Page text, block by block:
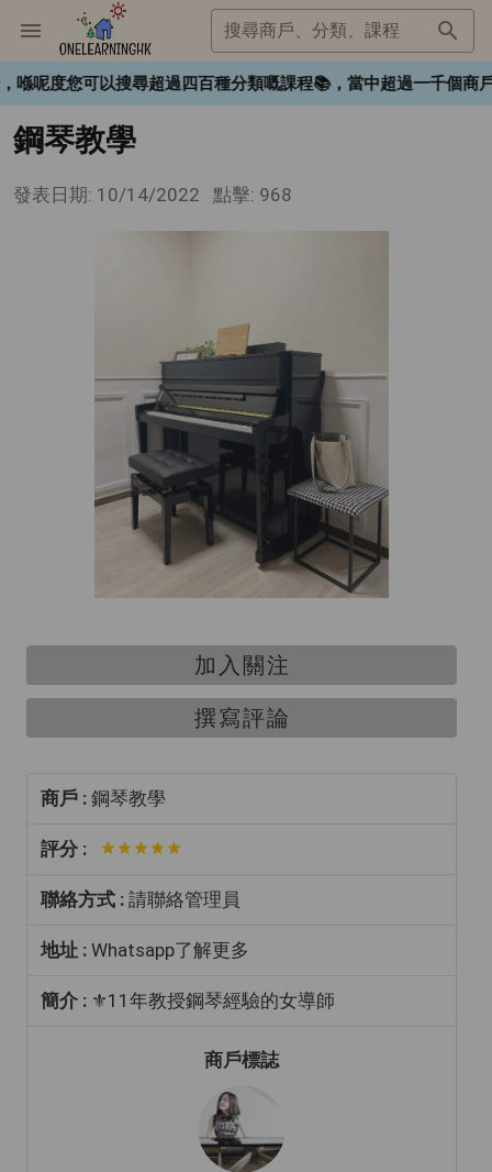
搜尋商戶、分類、課程
度您可以搜尋超過四百種分類嘅課程📚，當中超過一千個商戶/
鋼琴教學
發表日期: 10/14/2022 點擊: 968
加入關注
撰寫評論
商戶 : 鋼琴教學
評分 :
聯絡方式 : 請聯絡管理員
地址 : Whatsapp了解更多
簡介 : ⚜️11年教授鋼琴經驗的女導師
商戶標誌